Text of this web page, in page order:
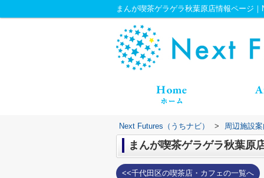
まんが喫茶ゲラゲラ秋葉原店情報ページ
Next Futures（うちナビ） > 周辺施設
まんが喫茶ゲラゲラ秋葉原
<<千代田区の喫茶店・カフェの一覧へ